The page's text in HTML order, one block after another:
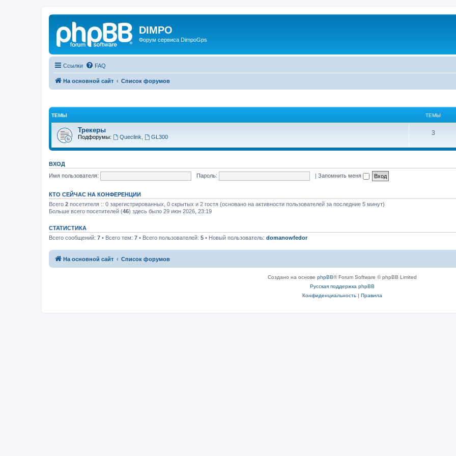
DIMPO
Форум сервиса DimpoGps
Ссылки FAQ
На основной сайт Список форумов
ТЕМЫ ТЕМЫ
Трекеры
Подфорумы: Queclink GL300
3
ВХОД
Имя пользователя:
Пароль: | Запомнить меня
КТО СЕЙЧАС НА КОНФЕРЕНЦИИ
Всего 2 посетителя :: 0 зарегистрированных, 0 скрытых и 2 гостя (основано на активности пользователей за последние 5 минут)
Больше всего посетителей (46) здесь было 29 июн 2026, 23:19
СТАТИСТИКА
Всего сообщений: 7 • Всего тем: 7 • Всего пользователей: 5 • Новый пользователь: domanowfedor
На основной сайт Список форумов
Создано на основе phpBB® Forum Software © phpBB Limited
Русская поддержка phpBB
Конфиденциальность| Правила